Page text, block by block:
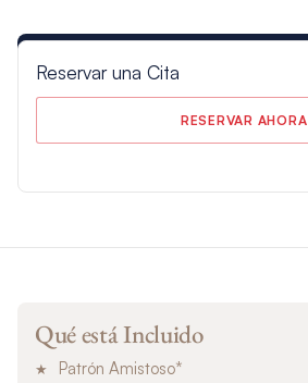
Reservar una Cita
RESERVAR AHORA
Qué está Incluido
Patrón Amistoso*